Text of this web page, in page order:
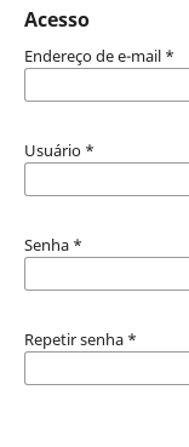
Acesso
Endereço de e-mail *
Usuário *
Senha *
Repetir senha *